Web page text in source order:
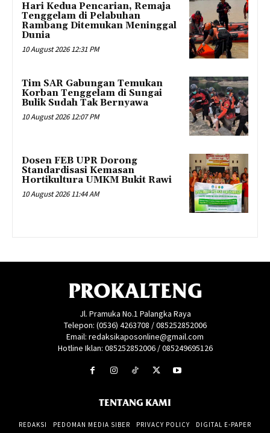
Hari Kedua Pencarian, Remaja
Tenggelam di Pelabuhan
Rambang Ditemukan Meninggal
Dunia
10 August 2026 12:31 PM
Tim SAR Gabungan Temukan
Korban Tenggelam di Sungai
Bulik Sudah Tak Bernyawa
10 August 2026 12:07 PM
Dosen FEB UPR Dorong
Standardisasi Kemasan
Hortikultura UMKM Bukit Rawi
10 August 2026 11:44 AM
PROKALTENG
Jl. Pramuka No.1 Palangka Raya
Telepon: (0536) 4263708 / 085252852006
Email: redaksikaposonline@gmail.com
Hotline Iklan: 085252852006 / 085249695126
TENTANG KAMI
REDAKSI PEDOMAN MEDIA SIBER PRIVACY POLICY DIGITAL E-PAPER